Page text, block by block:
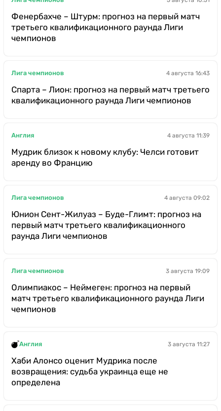
Фенербахче – Штурм: прогноз на первый матч
третьего квалификационного раунда Лиги
чемпионов
Лига чемпионов 4 августа 16:43
Спарта – Лион: прогноз на первый матч третьего
квалификационного раунда Лиги чемпионов
Англия 4 августа 11:39
Мудрик близок к новому клубу: Челси готовит
аренду во Францию
Лига чемпионов 4 августа 09:02
Юнион Сент-Жилуаз – Буде-Глимт: прогноз на
первый матч третьего квалификационного
раунда Лиги чемпионов
Лига чемпионов 3 августа 19:09
Олимпиакос – Неймеген: прогноз на первый
матч третьего квалификационного раунда Лиги
чемпионов
Англия 3 августа 11:27
Хаби Алонсо оценит Мудрика после
возвращения: судьба украинца еще не
определена